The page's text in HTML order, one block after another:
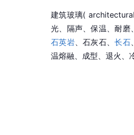
建筑玻璃(
光、隔声、保温、耐
石英岩、石灰石、长石
温熔融、成型、退火、